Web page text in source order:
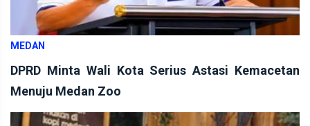
MEDAN
DPRD Minta Wali Kota Serius Astasi Kemacetan
Menuju Medan Zoo